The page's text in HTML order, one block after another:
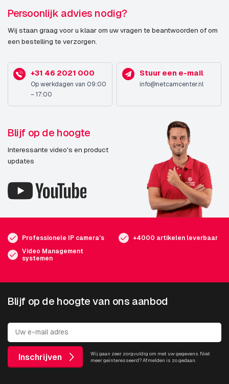
Persoonlijk advies nodig?
Wij staan graag voor u klaar om uw vragen te beantwoorden of om
een bestelling te verzorgen.
+31 46 2021 000
Op werkdagen van 09:00
– 17:00
Stuur een e-mail
info@netcamcenter.nl
Blijf op de hoogte
Interessante video's en product
updates
Professionele IP camera's
+4000 artikelen leverbaar
Video Management
systemen
Blijf op de hoogte van ons aanbod
Inschrijven
Wij gaan zeer zorgvuldig om met uw gegevens. Niet
meer geïnteresseerd? Afmelden is zo gedaan.